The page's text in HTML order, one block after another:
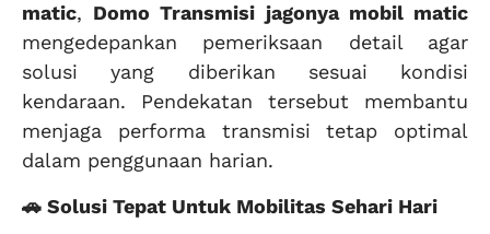
matic, Domo Transmisi jagonya mobil matic
mengedepankan pemeriksaan detail agar
solusi yang diberikan sesuai kondisi
kendaraan. Pendekatan tersebut membantu
menjaga performa transmisi tetap optimal
dalam penggunaan harian.
🚗 Solusi Tepat Untuk Mobilitas Sehari Hari